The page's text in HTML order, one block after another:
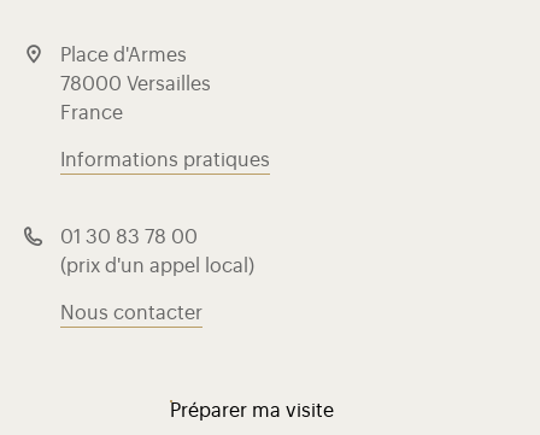
Place d'Armes
78000 Versailles
France
Informations pratiques
01 30 83 78 00
(prix d'un appel local)
Nous contacter
Préparer ma visite